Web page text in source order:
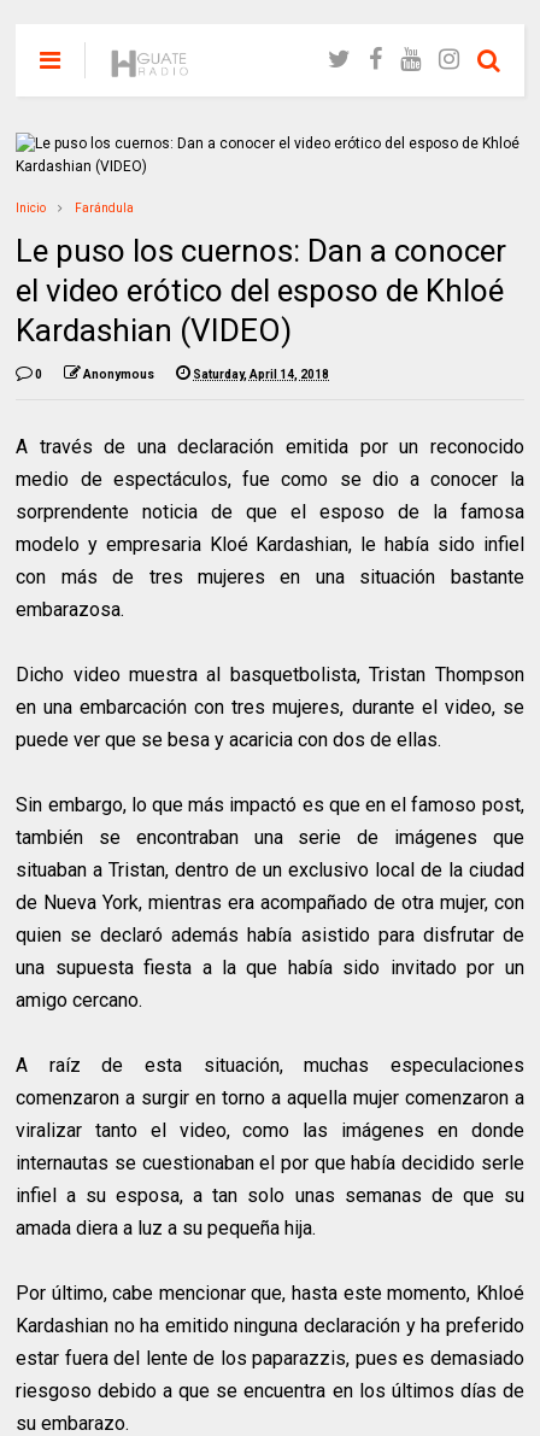
Inicio Farándula
Le puso los cuernos: Dan a conocer
el video erótico del esposo de Khloé
Kardashian (VIDEO)
0 Anonymous Saturday, April 14, 2018
A través de una declaración emitida por un reconocido
medio de espectáculos, fue como se dio a conocer la
sorprendente noticia de que el esposo de la famosa
modelo y empresaria Kloé Kardashian, le había sido infiel
con más de tres mujeres en una situación bastante
embarazosa.
Dicho video muestra al basquetbolista, Tristan Thompson
en una embarcación con tres mujeres, durante el video, se
puede ver que se besa y acaricia con dos de ellas.
Sin embargo, lo que más impactó es que en el famoso post,
también se encontraban una serie de imágenes que
situaban a Tristan, dentro de un exclusivo local de la ciudad
de Nueva York, mientras era acompañado de otra mujer, con
quien se declaró además había asistido para disfrutar de
una supuesta fiesta a la que había sido invitado por un
amigo cercano.
A raíz de esta situación, muchas especulaciones
comenzaron a surgir en torno a aquella mujer comenzaron a
viralizar tanto el video, como las imágenes en donde
internautas se cuestionaban el por que había decidido serle
infiel a su esposa, a tan solo unas semanas de que su
amada diera a luz a su pequeña hija.
Por último, cabe mencionar que, hasta este momento, Khloé
Kardashian no ha emitido ninguna declaración y ha preferido
estar fuera del lente de los paparazzis, pues es demasiado
riesgoso debido a que se encuentra en los últimos días de
su embarazo.